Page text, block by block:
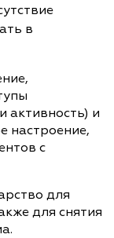
в
активность) и
настроение,
с
для
для снятия